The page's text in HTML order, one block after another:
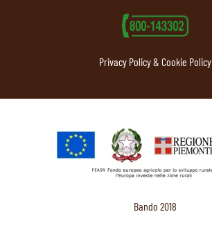
Privacy Policy & Cookie Policy
Bando 2018